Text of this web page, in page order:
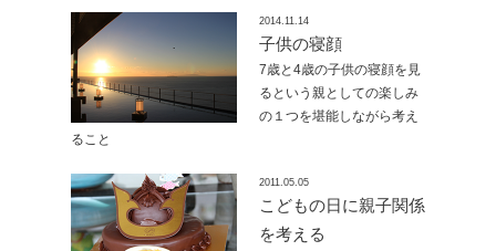
2014.11.14
子供の寝顔
7歳と4歳の子供の寝顔を見
るという親としての楽しみ
の１つを堪能しながら考え
ること
2011.05.05
こどもの日に親子関係
を考える